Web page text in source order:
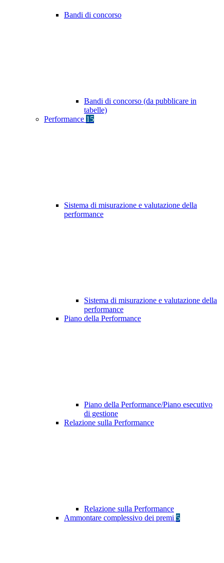
Bandi di concorso
Bandi di concorso (da pubblicare in
tabelle)
Performance 15
Sistema di misurazione e valutazione della
performance
Sistema di misurazione e valutazione della
performance
Piano della Performance
Piano della Performance/Piano esecutivo
di gestione
Relazione sulla Performance
Relazione sulla Performance
Ammontare complessivo dei premi 5